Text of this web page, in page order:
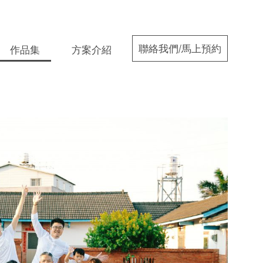
作品集 方案介紹 聯絡我們/馬上預約